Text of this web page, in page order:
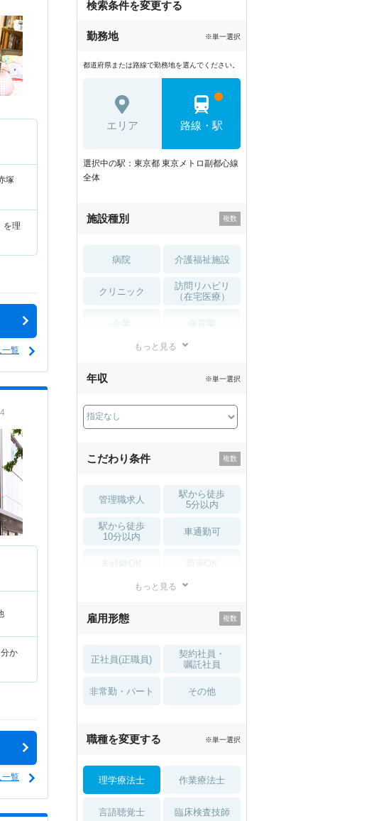
塚
を理
一覧
か
一覧
検索条件を変更する
勤務地 ※単一選択
都道府県または路線で勤務地を選んでください。
エリア 路線・駅
選択中の駅：東京都 東京メトロ副都心線
全体
施設種別
病院 介護福祉施設
クリニック
訪問リハビリ
（在宅医療）
薬局・
もっと見る
年収 ※単一選択
こだわり条件
管理職求人
駅から徒歩
5分以内
駅から徒歩
10分以内
車通勤可
住宅手当・補助
土日祝休 無資格 OK
積極採用中 WEB面接OK
もっと見る
雇用形態
正社員(正職員)
契約社員・
嘱託社員
非常勤・パート その他
職種を変更する ※単一選択
理学療法士 作業療法士
言語聴覚士 臨床検査技師